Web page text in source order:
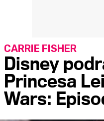
Disney
Princesa
Wars:
CARRIE FISHER